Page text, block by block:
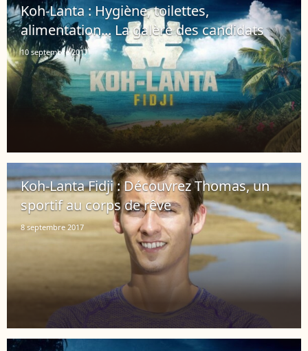
Koh-Lanta : Hygiène, toilettes,
alimentation... La galère des candidats
10 septembre 2017
Koh-Lanta Fidji : Découvrez Thomas, un
sportif au corps de rêve
8 septembre 2017